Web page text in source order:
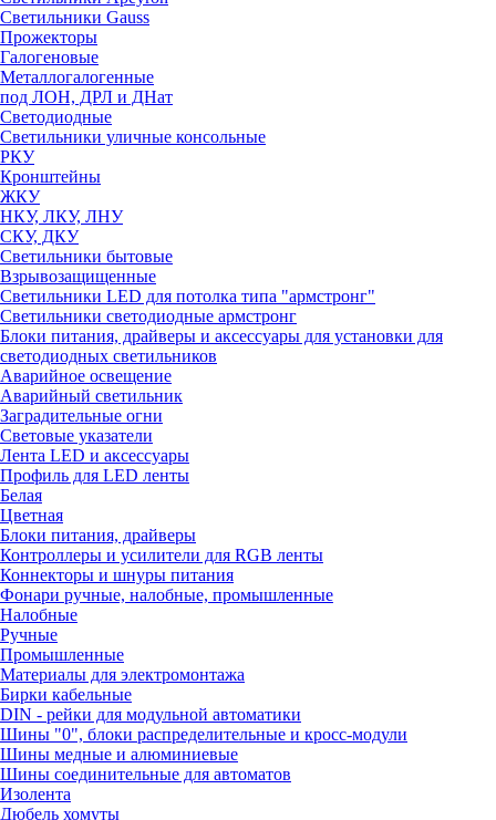
Светильники Gauss
Прожекторы
Галогеновые
Металлогалогенные
под ЛОН, ДРЛ и ДНат
Светодиодные
Светильники уличные консольные
РКУ
Кронштейны
ЖКУ
НКУ, ЛКУ, ЛНУ
СКУ, ДКУ
Светильники бытовые
Взрывозащищенные
Светильники LED для потолка типа "армстронг"
Светильники светодиодные армстронг
Блоки питания, драйверы и аксессуары для установки для
светодиодных светильников
Аварийное освещение
Аварийный светильник
Заградительные огни
Световые указатели
Лента LED и аксессуары
Профиль для LED ленты
Белая
Цветная
Блоки питания, драйверы
Контроллеры и усилители для RGB ленты
Коннекторы и шнуры питания
Фонари ручные, налобные, промышленные
Налобные
Ручные
Промышленные
Материалы для электромонтажа
Бирки кабельные
DIN - рейки для модульной автоматики
Шины "0", блоки распределительные и кросс-модули
Шины медные и алюминиевые
Шины соединительные для автоматов
Изолента
Дюбель хомуты